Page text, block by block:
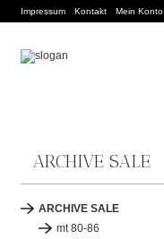
Impressum Kontakt Mein Konto
ARCHIVE SALE
ARCHIVE SALE
mt 80-86